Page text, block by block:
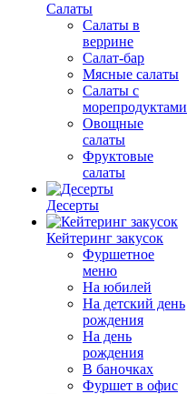
Салаты
Салаты в
веррине
Салат-бар
Мясные салаты
Салаты с
морепродуктами
Овощные
салаты
Фруктовые
салаты
Десерты
Кейтеринг закусок
Фуршетное
меню
На юбилей
На детский день
рождения
На день
рождения
В баночках
Фуршет в офис